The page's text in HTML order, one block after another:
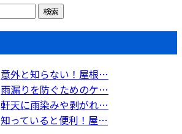
意外と知らない！屋根…
雨漏りを防ぐためのケ…
軒天に雨染みや剥がれ…
知っていると便利！屋…